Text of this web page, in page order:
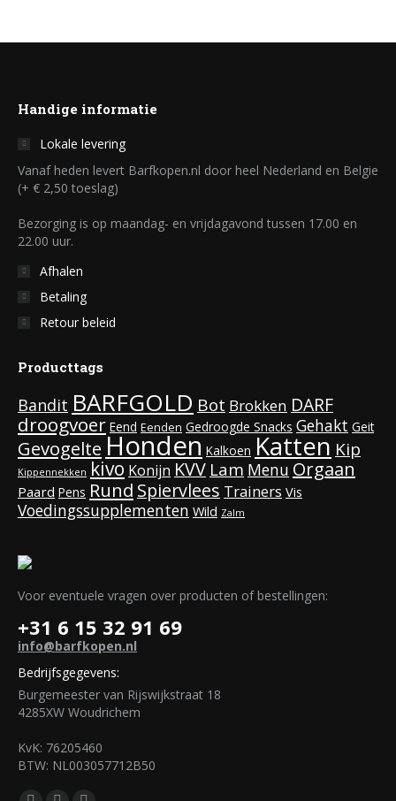
worden
de
Handige informatie
Lokale levering
Vanaf heden levert Barfkopen.nl door heel Nederland en Belgie
(+ € 2,50 toeslag)
Bezorging is op maandag- en vrijdagavond tussen 17.00 en
22.00 uur.
Afhalen
Betaling
Retour beleid
Producttags
Bandit BARFGOLD Bot Brokken DARF
droogvoer Eend Eenden Gedroogde Snacks Gehakt Geit
GevogelteHonden Kalkoen Katten Kip
Kippennekken kivo Konijn KVV Lam Menu Orgaan
Paard Pens Rund Spiervlees Trainers Vis
Voedingssupplementen Wild Zalm
Voor eventuele vragen over producten of bestellingen:
+31 6 15 32 91 69
info@barfkopen.nl
Bedrijfsgegevens:
Burgemeester van Rijswijkstraat 18
4285XW Woudrichem
KvK: 76205460
BTW: NL003057712B50
Vind ons op: